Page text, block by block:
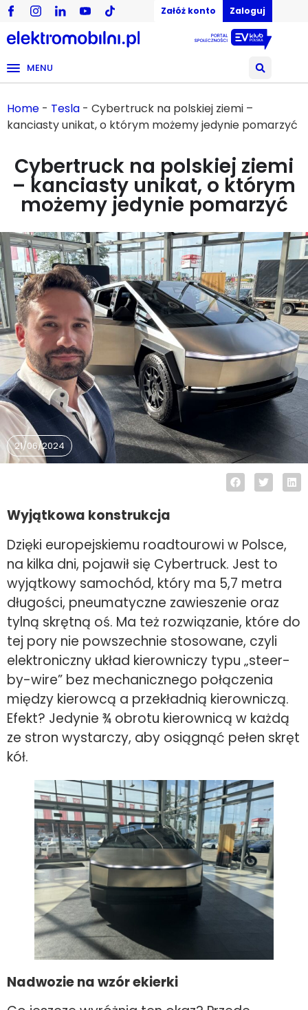
Załóż konto Zaloguj
MENU
Home - Tesla - Cybertruck na polskiej ziemi –
kanciasty unikat, o którym możemy jedynie pomarzyć
Cybertruck na polskiej ziemi
– kanciasty unikat, o którym
możemy jedynie pomarzyć
21/06/2024
Wyjątkowa konstrukcja
Dzięki europejskiemu roadtourowi w Polsce,
na kilka dni, pojawił się Cybertruck. Jest to
wyjątkowy samochód, który ma 5,7 metra
długości, pneumatyczne zawieszenie oraz
tylną skrętną oś. Ma też rozwiązanie, które do
tej pory nie powszechnie stosowane, czyli
elektroniczny układ kierowniczy typu „steer-
by-wire” bez mechanicznego połączenia
między kierowcą a przekładnią kierowniczą.
Efekt? Jedynie ¾ obrotu kierownicą w każdą
ze stron wystarczy, aby osiągnąć pełen skręt
kół.
Nadwozie na wzór ekierki